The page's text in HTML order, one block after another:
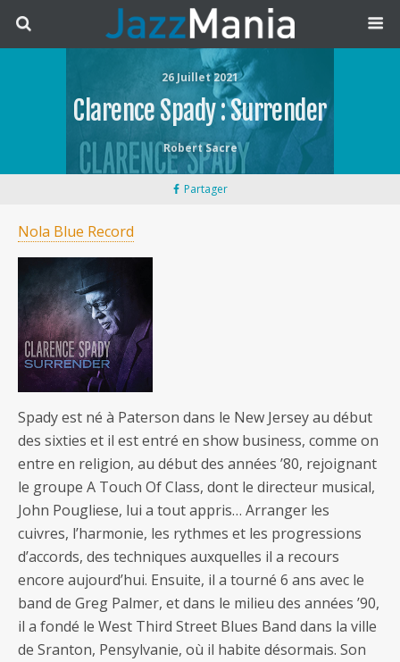
26 Juillet 2021
Clarence Spady : Surrender
Robert Sacre
Partager
Nola Blue Record
Spady est né à Paterson dans le New Jersey au début
des sixties et il est entré en show business, comme on
entre en religion, au début des années ’80, rejoignant
le groupe A Touch Of Class, dont le directeur musical,
John Pougliese, lui a tout appris… Arranger les
cuivres, l’harmonie, les rythmes et les progressions
d’accords, des techniques auxquelles il a recours
encore aujourd’hui. Ensuite, il a tourné 6 ans avec le
band de Greg Palmer, et dans le milieu des années ’90,
il a fondé le West Third Street Blues Band dans la ville
de Sranton, Pensylvanie, où il habite désormais. Son